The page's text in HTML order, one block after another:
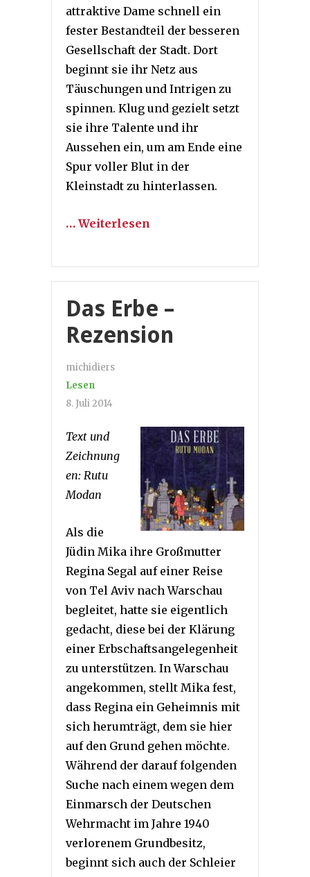
attraktive Dame schnell ein
fester Bestandteil der besseren
Gesellschaft der Stadt. Dort
beginnt sie ihr Netz aus
Täuschungen und Intrigen zu
spinnen. Klug und gezielt setzt
sie ihre Talente und ihr
Aussehen ein, um am Ende eine
Spur voller Blut in der
Kleinstadt zu hinterlassen.
… Weiterlesen
Das Erbe –
Rezension
michidiers
Lesen
8. Juli 2014
Text und
Zeichnung
en: Rutu
Modan
Als die
Jüdin Mika ihre Großmutter
Regina Segal auf einer Reise
von Tel Aviv nach Warschau
begleitet, hatte sie eigentlich
gedacht, diese bei der Klärung
einer Erbschaftsangelegenheit
zu unterstützen. In Warschau
angekommen, stellt Mika fest,
dass Regina ein Geheimnis mit
sich herumträgt, dem sie hier
auf den Grund gehen möchte.
Während der darauf folgenden
Suche nach einem wegen dem
Einmarsch der Deutschen
Wehrmacht im Jahre 1940
verlorenem Grundbesitz,
beginnt sich auch der Schleier